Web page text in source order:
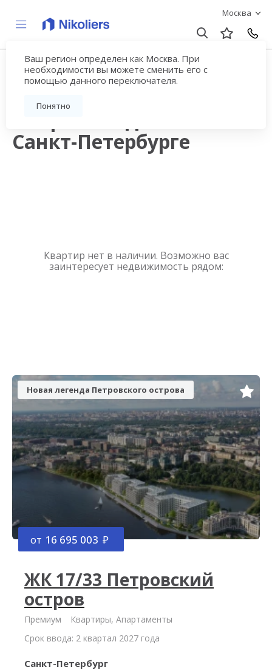
Москва
Ваш регион определен как Москва. При
необходимости вы можете сменить его с
помощью данного переключателя.
Понятно
Продажа квартир в
новостройках рядом с
Санкт-Петербурге
Квартир нет в наличии. Возможно вас
заинтересует недвижимость рядом:
Новая легенда Петровского острова
от 16 695 003
ЖК 17/33 Петровский
остров
Премиум
Квартиры, Апартаменты
Срок ввода: 2 квартал 2027 года
Санкт-Петербург